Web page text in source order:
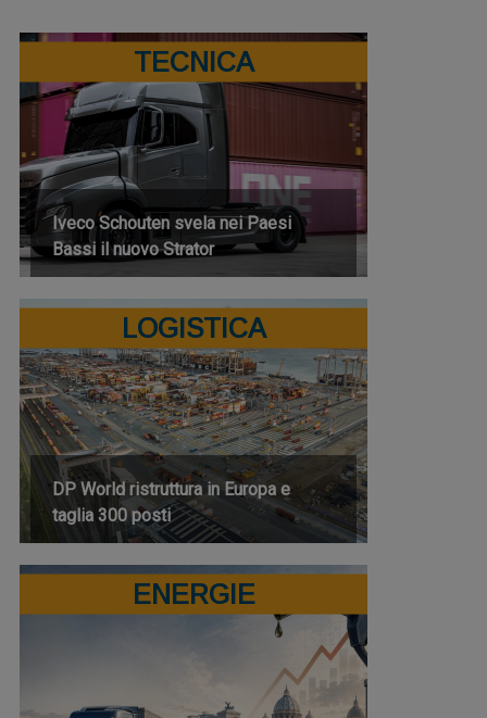
TECNICA
Iveco Schouten svela nei Paesi
Bassi il nuovo Strator
LOGISTICA
DP World ristruttura in Europa e
taglia 300 posti
ENERGIE